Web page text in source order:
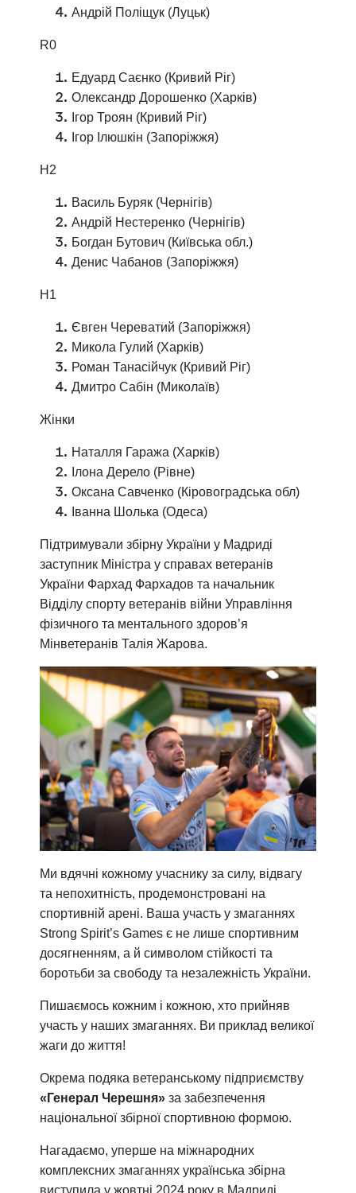
Андрій Поліщук (Луцьк)
R0
Едуард Саєнко (Кривий Ріг)
Олександр Дорошенко (Харків)
Ігор Троян (Кривий Ріг)
Ігор Ілюшкін (Запоріжжя)
Н2
Василь Буряк (Чернігів)
Андрій Нестеренко (Чернігів)
Богдан Бутович (Київська обл.)
Денис Чабанов (Запоріжжя)
Н1
Євген Череватий (Запоріжжя)
Микола Гулий (Харків)
Роман Танасійчук (Кривий Ріг)
Дмитро Сабін (Миколаїв)
Жінки
Наталля Гаража (Харків)
Ілона Дерело (Рівне)
Оксана Савченко (Кіровоградська обл)
Іванна Шолька (Одеса)
Підтримували збірну України у Мадриді
заступник Міністра у справах ветеранів
України Фархад Фархадов та начальник
Відділу спорту ветеранів війни Управління
фізичного та ментального здоров’я
Мінветеранів Талія Жарова.
Ми вдячні кожному учаснику за силу, відвагу
та непохитність, продемонстровані на
спортивній арені. Ваша участь у змаганнях
Strong Spirit’s Games є не лише спортивним
досягненням, а й символом стійкості та
боротьби за свободу та незалежність України.
Пишаємось кожним і кожною, хто прийняв
участь у наших змаганнях. Ви приклад великої
жаги до життя!
Окрема подяка ветеранському підприємству
«Генерал Черешня» за забезпечення
національної збірної спортивною формою.
Нагадаємо, уперше на міжнародних
комплексних змаганнях українська збірна
виступила у жовтні 2024 року в Мадриді